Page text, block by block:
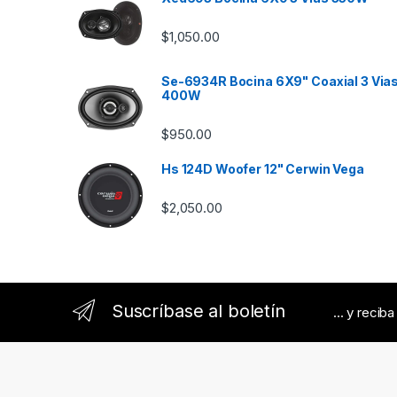
$1,050.00
Se-6934R Bocina 6X9" Coaxial 3 Vias
400W
$950.00
Hs 124D Woofer 12" Cerwin Vega
$2,050.00
Suscríbase al boletín ... y reciba